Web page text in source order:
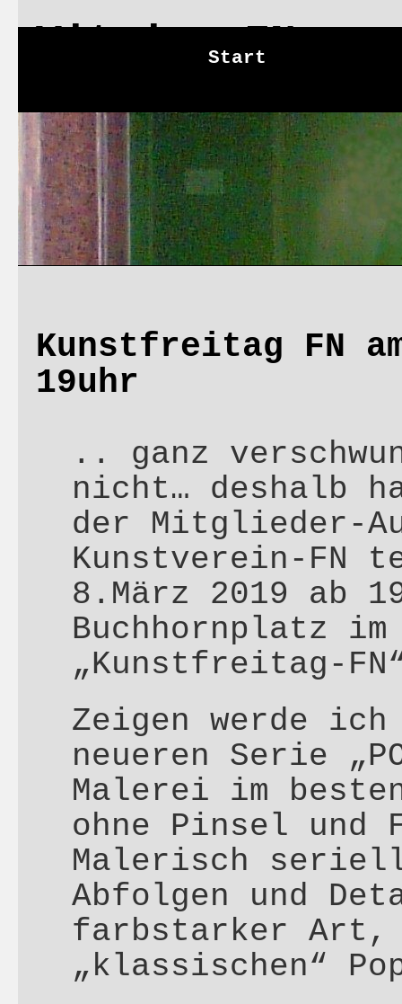
Vitrine FN
Start
Kunstfreitag FN
19uhr
.. ganz
nicht… deshalb
der Mitglieder-
Kunstverein-FN
8.März 2019 ab
Buchhornplatz im
„Kunstfreitag-
Zeigen werde
neueren Serie
Malerei im
ohne Pinsel
Malerisch
Abfolgen und
farbstarker Art,
„klassischen“